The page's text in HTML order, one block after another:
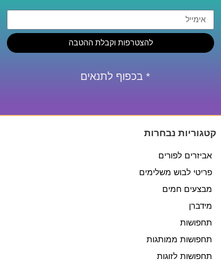
להצטרפות וקבלת ההטבה
* בכפוף לתנאים
קטגוריות נבחרות
אביזרים לפורים
פריטי לבוש משלימים
מבצעים חמים
מידברן
תחפושות
תחפושות ממותגות
תחפושות לזוגות